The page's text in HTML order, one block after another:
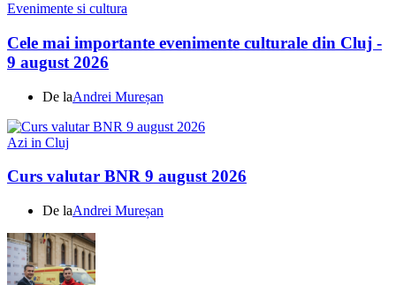
Evenimente si cultura
Cele mai importante evenimente culturale din Cluj -
9 august 2026
De laAndrei Mureșan
Azi in Cluj
Curs valutar BNR 9 august 2026
De laAndrei Mureșan